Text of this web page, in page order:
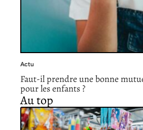
Actu
Faut-il prendre une bonne
pour les enfants ?
Au top